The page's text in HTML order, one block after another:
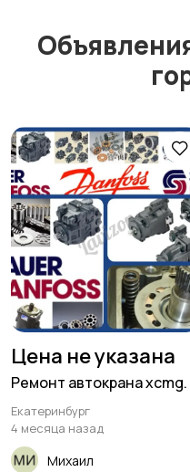
Цена не указана
Ремонт автокрана xcmg.
Екатеринбург
4 месяца назад
Михаил